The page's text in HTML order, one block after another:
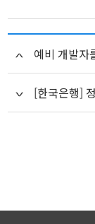
예비 개발자
[한국은행]